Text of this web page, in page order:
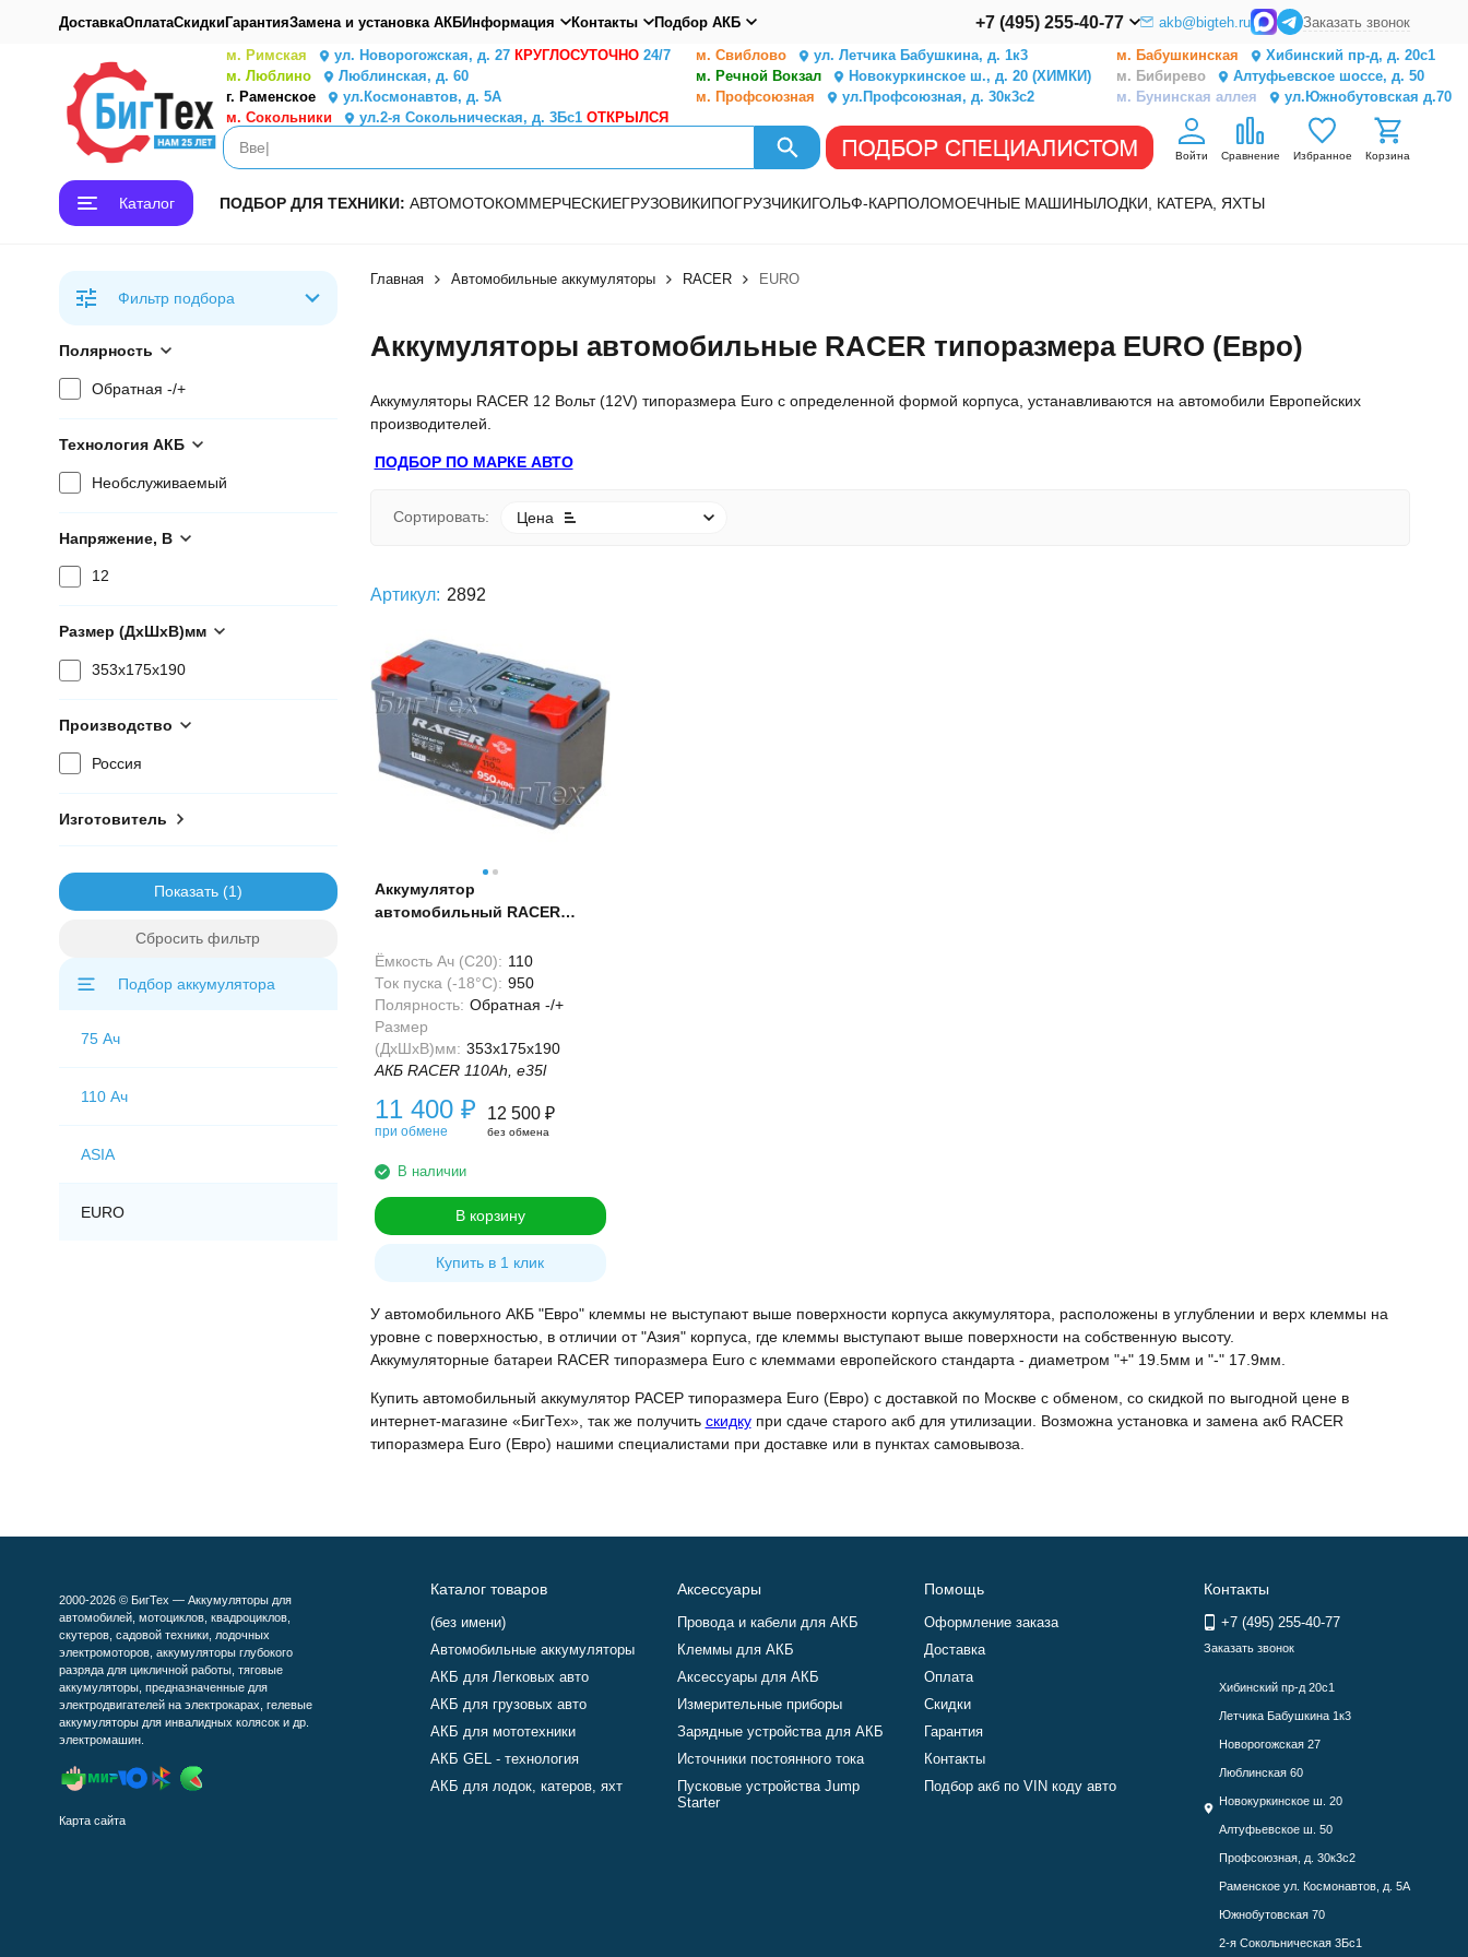
ДоставкаОплатаСкидкиГарантияЗамена и установка АКБИнформация Контакты Подбор АКБ +7 (495) 255-40-77 akb@bigteh.ru Заказать звонок
м. Римская ул. Новорогожская, д. 27 КРУГЛОСУТОЧНО24/7 м. Свиблово ул. Летчика Бабушкина, д. 1к3 м. Бабушкинская
Хибинский пр-д, д. 20с1
м. Люблино
Люблинская, д. 60 м. Речной Вокзал Новокуркинское ш., д. 20 (ХИМКИ) м. Бибирево
Алтуфьевское шоссе, д. 50
г. Раменское
ул.Космонавтов, д. 5А м. Профсоюзная ул.Профсоюзная, д. 30к3с2 м. Бунинская аллея
ул.Южнобутовская д.70
м. Сокольники
ул.2-я Сокольническая, д. 3Бс1 ОТКРЫЛСЯ
Войти Сравнение Избранное Корзина
Каталог ПОДБОР ДЛЯ ТЕХНИКИ: АВТОМОТОКОММЕРЧЕСКИЕГРУЗОВИКИПОГРУЗЧИКИГОЛЬФ-КАРПОЛОМОЕЧНЫЕ МАШИНЫЛОДКИ, КАТЕРА, ЯХТЫ
Главная Автомобильные аккумуляторы RACER EURO
Аккумуляторы автомобильные RACER типоразмера EURO (Евро)
Аккумуляторы RACER 12 Вольт (12V) типоразмера Euro с определенной формой корпуса, устанавливаются на автомобили Европейских
производителей.
ПОДБОР ПО МАРКЕ АВТО
Сортировать: Цена
Артикул: 2892
Аккумулятор
автомобильный RACER
Ёмкость Ач (С20): 110
Ток пуска (-18°С): 950
Полярность: Обратная -/+
Размер
(ДхШхВ)мм: 353x175x190
АКБ RACER 110Ah, e35l
11 400 ₽
при обмене
12 500 ₽
без обмена
В наличии
В корзину
Купить в 1 клик
У автомобильного АКБ "Евро" клеммы не выступают выше поверхности корпуса аккумулятора, расположены в углублении и верх клеммы на
уровне с поверхностью, в отличии от "Азия" корпуса, где клеммы выступают выше поверхности на собственную высоту.
Аккумуляторные батареи RACER типоразмера Euro с клеммами европейского стандарта - диаметром "+" 19.5мм и "-" 17.9мм.
Купить автомобильный аккумулятор РАСЕР типоразмера Euro (Евро) с доставкой по Москве с обменом, со скидкой по выгодной цене в
интернет-магазине «БигТех», так же получить скидкупри сдаче старого акб для утилизации. Возможна установка и замена акб RACER
типоразмера Euro (Евро) нашими специалистами при доставке или в пунктах самовывоза.
Фильтр подбора
Полярность
Обратная -/+
Технология АКБ
Необслуживаемый
Напряжение, В
12
Размер (ДхШхВ)мм
353x175x190
Производство
Россия
Изготовитель
Показать
Сбросить фильтр
Подбор аккумулятора
75 Ач
110 Ач
ASIA
EURO
2000-2026 © БигТех — Аккумуляторы для
автомобилей, мотоциклов, квадроциклов,
скутеров, садовой техники, лодочных
электромоторов, аккумуляторы глубокого
разряда для цикличной работы, тяговые
аккумуляторы, предназначенные для
электродвигателей на электрокарах, гелевые
аккумуляторы для инвалидных колясок и др.
электромашин.
Карта сайта
Каталог товаров
(без имени)
Автомобильные аккумуляторы
АКБ для Легковых авто
АКБ для грузовых авто
АКБ для мототехники
АКБ GEL - технология
АКБ для лодок, катеров, яхт
Аксессуары
Провода и кабели для АКБ
Клеммы для АКБ
Аксессуары для АКБ
Измерительные приборы
Зарядные устройства для АКБ
Источники постоянного тока
Пусковые устройства Jump
Starter
Помощь
Оформление заказа
Доставка
Оплата
Скидки
Гарантия
Контакты
Подбор акб по VIN коду авто
Контакты
+7 (495) 255-40-77
Заказать звонок
Хибинский пр-д 20с1
Летчика Бабушкина 1к3
Новорогожская 27
Люблинская 60
Новокуркинское ш. 20
Алтуфьевское ш. 50
Профсоюзная, д. 30к3с2
Раменское ул. Космонавтов, д. 5А
Южнобутовская 70
2-я Сокольническая 3Бс1